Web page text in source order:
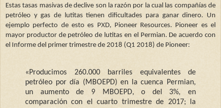
Estas tasas masivas de declive son la razón por la cual las compañías de
petróleo y gas de lutitas tienen dificultades para ganar dinero. Un
ejemplo perfecto de esto es PXD, Pioneer Resources. Pioneer es el
mayor productor de petróleo de lutitas en el Permian. De acuerdo con
el Informe del primer trimestre de 2018 (Q1 2018) de Pioneer:
«Producimos 260.000 barriles equivalentes de
petróleo por día (MBOEPD) en la cuenca Permian,
un aumento de 9 MBOEPD, o del 3%, en
comparación con el cuarto trimestre de 2017; la